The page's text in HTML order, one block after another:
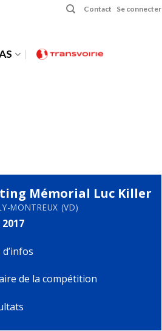
Contact Se connecter
Mémorial Luc Killer
MONTREUX (VD)
d’infos
de la compétition